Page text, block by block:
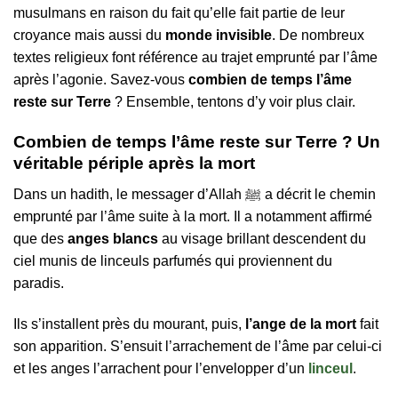
musulmans en raison du fait qu’elle fait partie de leur
croyance mais aussi du monde invisible. De nombreux
textes religieux font référence au trajet emprunté par l’âme
après l’agonie. Savez-vous combien de temps l’âme
reste sur Terre ? Ensemble, tentons d’y voir plus clair.
Combien de temps l’âme reste sur Terre ? Un
véritable périple après la mort
Dans un hadith, le messager d’Allah ﷺ a décrit le chemin
emprunté par l’âme suite à la mort. Il a notamment affirmé
que des anges blancs au visage brillant descendent du
ciel munis de linceuls parfumés qui proviennent du
paradis.
Ils s’installent près du mourant, puis, l’ange de la mort fait
son apparition. S’ensuit l’arrachement de l’âme par celui-ci
et les anges l’arrachent pour l’envelopper d’un linceul .